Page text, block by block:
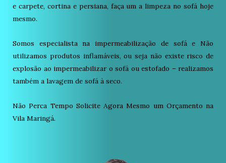
e carpete, cortina e persiana, faça um a limpeza no sofá hoje
mesmo.
Somos especialista na impermeabilização de sofá e Não
utilizamos produtos inflamáveis, ou seja não existe risco de
explosão ao impermeabilizar o sofá ou estofado – realizamos
também a lavagem de sofá à seco.
Não Perca Tempo Solicite Agora Mesmo um Orçamento na
Vila Maringá.